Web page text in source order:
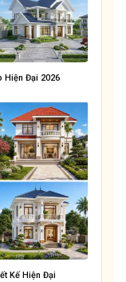
Hiện Đại 2026
Kế Hiện Đại